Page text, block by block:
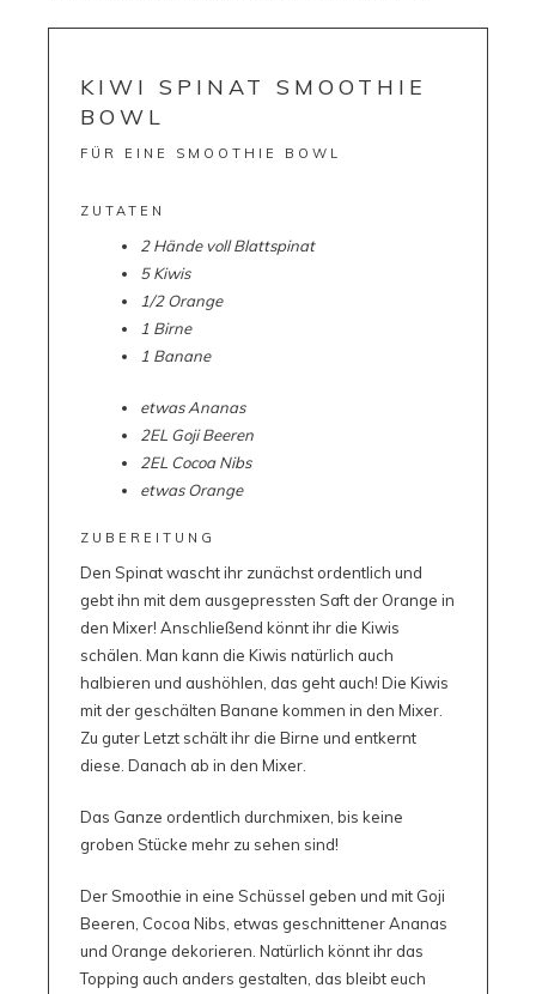
KIWI SPINAT SMOOTHIE
BOWL
FÜR EINE SMOOTHIE BOWL
ZUTATEN
2 Hände voll Blattspinat
5 Kiwis
1/2 Orange
1 Birne
1 Banane
etwas Ananas
2EL Goji Beeren
2EL Cocoa Nibs
etwas Orange
ZUBEREITUNG
Den Spinat wascht ihr zunächst ordentlich und
gebt ihn mit dem ausgepressten Saft der Orange in
den Mixer! Anschließend könnt ihr die Kiwis
schälen. Man kann die Kiwis natürlich auch
halbieren und aushöhlen, das geht auch! Die Kiwis
mit der geschälten Banane kommen in den Mixer.
Zu guter Letzt schält ihr die Birne und entkernt
diese. Danach ab in den Mixer.
Das Ganze ordentlich durchmixen, bis keine
groben Stücke mehr zu sehen sind!
Der Smoothie in eine Schüssel geben und mit Goji
Beeren, Cocoa Nibs, etwas geschnittener Ananas
und Orange dekorieren. Natürlich könnt ihr das
Topping auch anders gestalten, das bleibt euch